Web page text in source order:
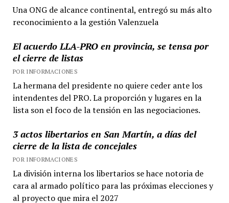
Una ONG de alcance continental, entregó su más alto
reconocimiento a la gestión Valenzuela
El acuerdo LLA-PRO en provincia, se tensa por
el cierre de listas
POR INFORMACIONES
La hermana del presidente no quiere ceder ante los
intendentes del PRO. La proporción y lugares en la
lista son el foco de la tensión en las negociaciones.
3 actos libertarios en San Martín, a días del
cierre de la lista de concejales
POR INFORMACIONES
La división interna los libertarios se hace notoria de
cara al armado político para las próximas elecciones y
al proyecto que mira el 2027